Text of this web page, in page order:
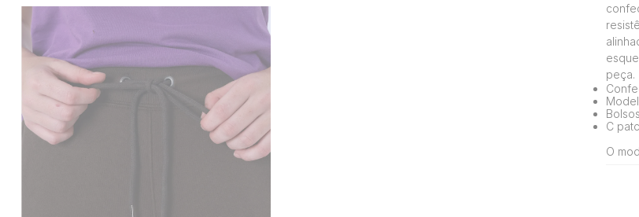
peça.
C
O